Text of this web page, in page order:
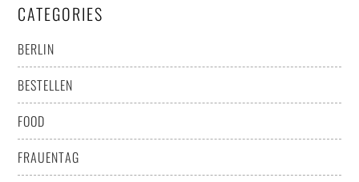
CATEGORIES
BERLIN
BESTELLEN
FOOD
FRAUENTAG